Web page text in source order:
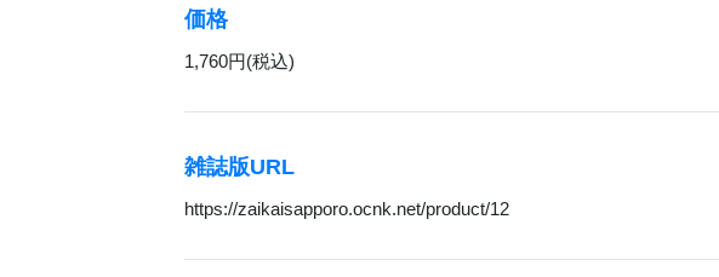
価格
1,760円(税込)
雑誌版URL
https://zaikaisapporo.ocnk.net/product/12